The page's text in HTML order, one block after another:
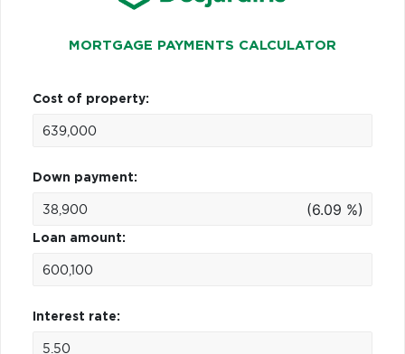
MORTGAGE PAYMENTS CALCULATOR
Cost of property:
Down payment:
(6.09 %)
Loan amount:
Interest rate: